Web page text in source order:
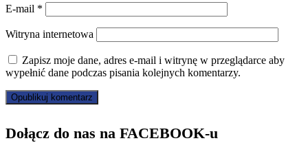
E-mail *
Witryna internetowa
Zapisz moje dane, adres e-mail i witrynę w przeglądarce aby
wypełnić dane podczas pisania kolejnych komentarzy.
Dołącz do nas na FACEBOOK-u